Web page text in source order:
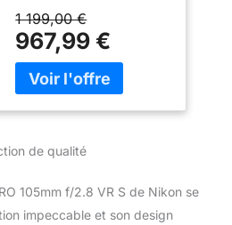
Avec son rapport de
reproduction 1:1, cet
objectif est optimisé pour
les travaux macro. La
large monture Z et
neuf lamelles, produisent
naturels, parfaitement
arrondis. La distance
1 199,00 €
967,99 €
de qualité
105mm f/2.8 VR S de Nikon se
impeccable et son design